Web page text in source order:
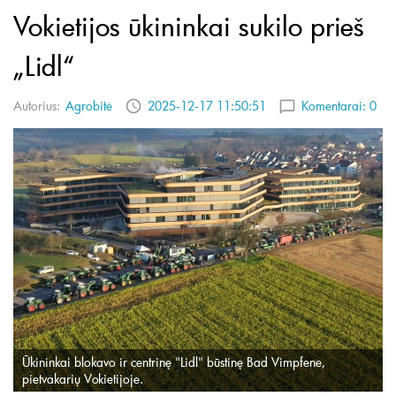
Vokietijos ūkininkai sukilo prieš
„Lidl“
Autorius: Agrobitė 2025-12-17 11:50:51 Komentarai: 0
Ūkininkai blokavo ir centrinę "Lidl" būstinę Bad Vimpfene,
pietvakarių Vokietijoje.